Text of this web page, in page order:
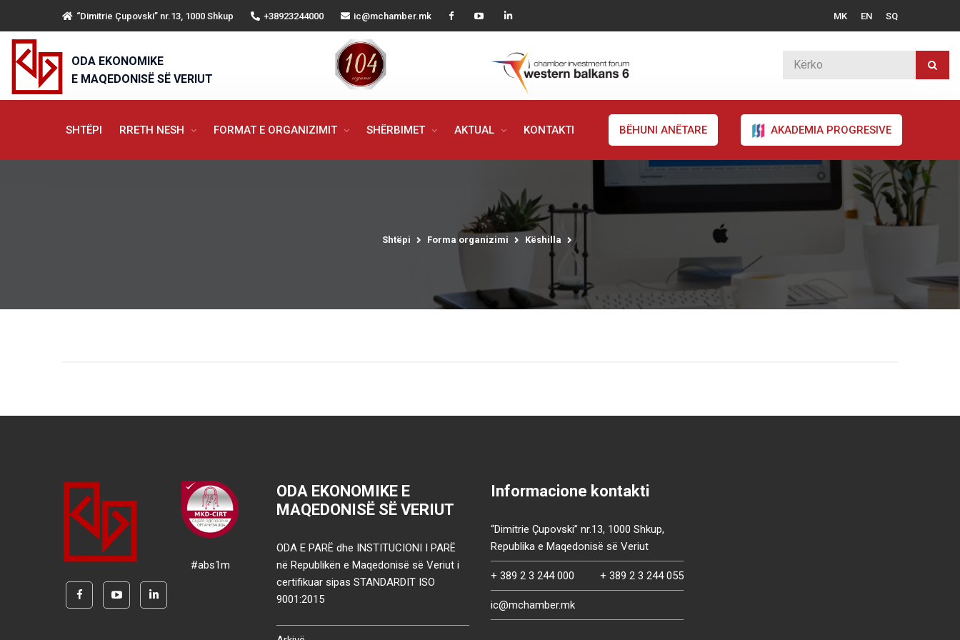
“Dimitrie Çupovski” nr.13, 1000 Shkup +38923244000 ic@mchamber.mk MK EN SQ
ODA EKONOMIKE
E MAQEDONISË SË VERIUT
SHTËPI RRETH NESH FORMAT E ORGANIZIMIT SHËRBIMET AKTUAL KONTAKTI BËHUNI ANËTARE AKADEMIA PROGRESIVE
Shtëpi Forma organizimi Këshilla
#abs1m
ODA EKONOMIKE E
MAQEDONISË SË VERIUT
ODA E PARË dhe INSTITUCIONI I PARË
në Republikën e Maqedonisë së Veriut i
certifikuar sipas STANDARDIT ISO
9001:2015
Informacione kontakti
“Dimitrie Çupovski” nr.13, 1000 Shkup,
Republika e Maqedonisë së Veriut
+ 389 2 3 244 000 + 389 2 3 244 055
ic@mchamber.mk